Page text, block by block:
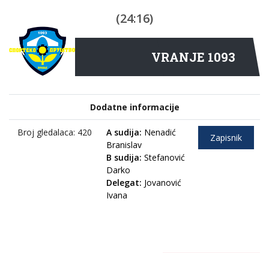
(24:16)
VRANJE 1093
Dodatne informacije
Broj gledalaca: 420 A sudija: Nenadić
Branislav
B sudija: Stefanović
Darko
Delegat: Jovanović
Ivana
Zapisnik